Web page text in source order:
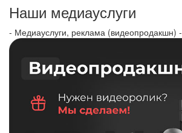
Наши медиауслуги
- Медиауслуги, реклама (видеопродакшн) -